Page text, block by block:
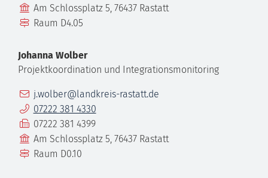
Gebäude
Am Schlossplatz 5, 76437 Rastatt
Raum D4.05
Johanna Wolber
Projektkoordination und Integrationsmonitoring
E-Mailj.wolber@landkreis-rastatt.de
Telefon07222 381 4330
Fax 07222 381 4399
Gebäude
Am Schlossplatz 5, 76437 Rastatt
Raum D0.10